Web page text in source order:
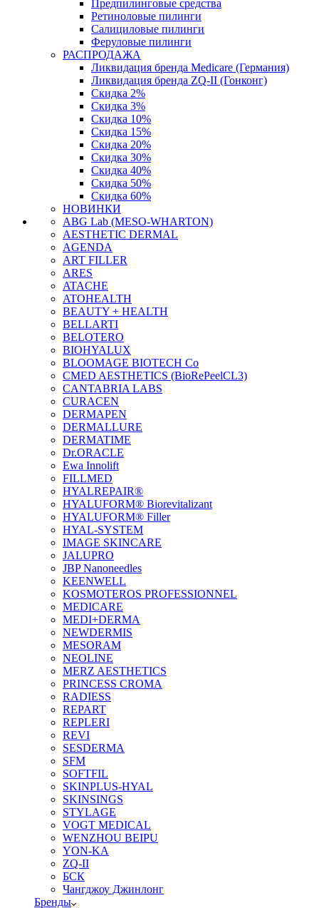
Предпилинговые средства
Ретиноловые пилинги
Салициловые пилинги
Феруловые пилинги
РАСПРОДАЖА
Ликвидация бренда Medicare (Германия)
Ликвидация бренда ZQ-II (Гонконг)
Скидка 2%
Скидка 3%
Скидка 10%
Скидка 15%
Скидка 20%
Скидка 30%
Скидка 40%
Скидка 50%
Скидка 60%
НОВИНКИ
ABG Lab (MESO-WHARTON)
AESTHETIC DERMAL
AGENDA
ART FILLER
ARES
ATACHE
ATOHEALTH
BEAUTY + HEALTH
BELLARTI
BELOTERO
BIOHYALUX
BLOOMAGE BIOTECH Co
CMED AESTHETICS (BioRePeelCL3)
CANTABRIA LABS
CURACEN
DERMAPEN
DERMALLURE
DERMATIME
Dr.ORACLE
Ewa Innolift
FILLMED
НYALREPAIR®
HYALUFORM® Biorevitalizant
HYALUFORM® Filler
HYAL-SYSTEM
IMAGE SKINCARE
JALUPRO
JBP Nanoneedles
KEENWELL
KOSMOTEROS PROFESSIONNEL
MEDICARE
MEDI+DERMA
NEWDERMIS
MESORAM
NEOLINE
MERZ AESTHETICS
PRINCESS CROMA
RADIESS
REPART
REPLERI
REVI
SESDERMA
SFM
SOFTFIL
SKINPLUS-HYAL
SKINSINGS
STYLAGE
VOGT MEDICAL
WENZHOU BEIPU
YON-KA
ZQ-II
БСК
Чангджоу Джинлонг
Бренды